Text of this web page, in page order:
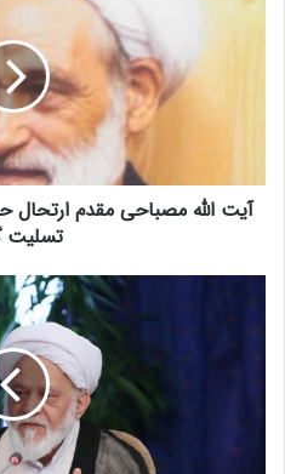
ص
آیت الله مصباحی مقدم ارتحال